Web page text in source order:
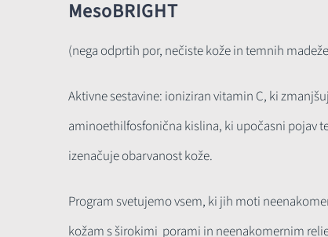
MesoBRIGHT
(nega odprtih por, nečiste kože in temnih
Aktivne sestavine: ioniziran vitamin C, ki
aminoethilfosfonična kislina, ki upočasni pojav
izenačuje obarvanost kože.
Program svetujemo vsem, ki jih moti
kožam s širokimi porami in neenakomernim